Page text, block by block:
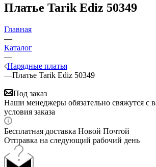
Платье Tarik Ediz 50349
Главная
—
Каталог
—
Нарядные платья
—Платье Tarik Ediz 50349
Под заказ
Наши менеджеры обязательно свяжутся с
условия заказа
Бесплатная доставка Новой Почтой
Отправка на следующий рабочий день